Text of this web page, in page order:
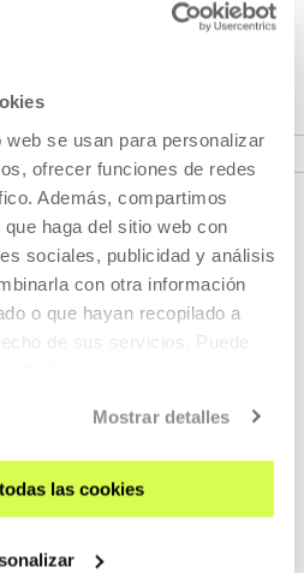
se usan para personalizar
ofrecer funciones de redes
Además, compartimos
haga del sitio web con
sociales, publicidad y análisis
con otra información
o que hayan recopilado a
de sus servicios. Puede
Mostrar detalles
las cookies
, uno de los grandes nombres